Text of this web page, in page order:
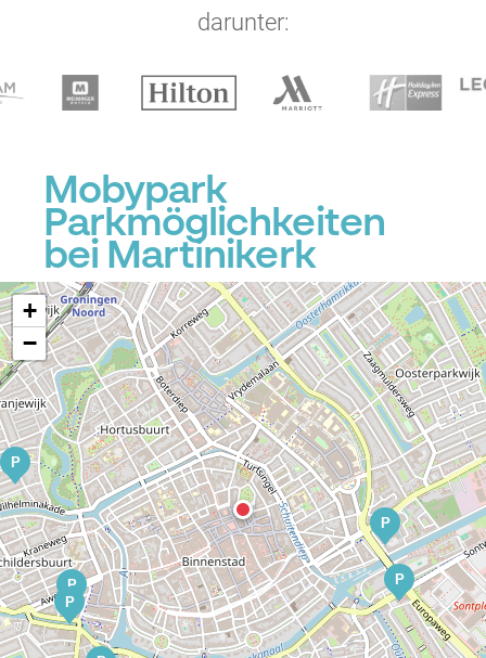
darunter:
Mobypark
Parkmöglichkeiten
bei Martinikerk
P
P
P
P
P
+
−